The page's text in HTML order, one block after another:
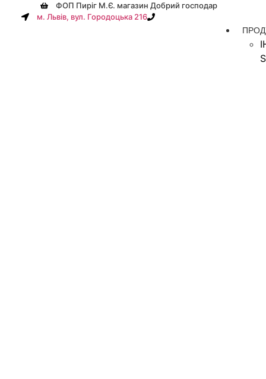
ФОП Пиріг М.Є. магазин Добрий господар
м. Львів, вул. Городоцька 216